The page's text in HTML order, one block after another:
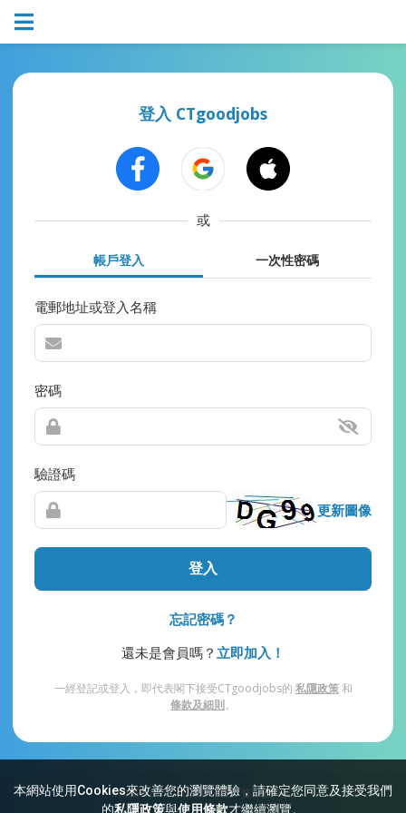
本網站使用Cookies來改善您的瀏覽體驗，請確定您同意及接受我們
的私隱政策與使用條款才繼續瀏覽。
登入 CTgoodjobs
或
帳戶登入 一次性密碼
電郵地址或登入名稱
密碼
驗證碼
更新圖像
登入
忘記密碼？
還未是會員嗎？ 立即加入！
一經登記或登入，即代表閣下接受CTgoodjobs的 私隱政策和
條款及細則。
網站索引 常見問題 私隱 條款及細則